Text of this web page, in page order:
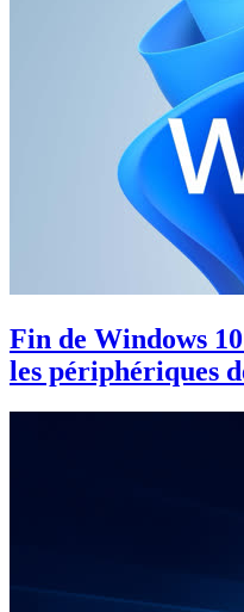
Fin de Windows
les périphériques